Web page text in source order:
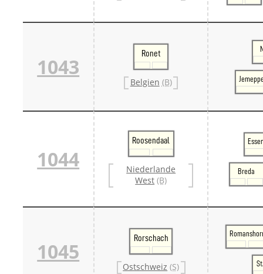
1043
Ronet
Belgien (B)
1044
Roosendaal
Niederlande
West (B)
Breda
1045
Rorschach
Ostschweiz (S)